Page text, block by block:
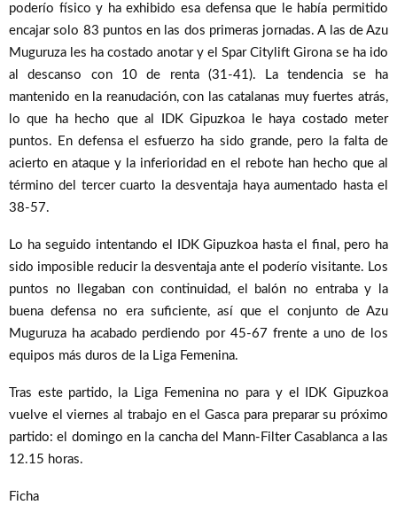
poderío físico y ha exhibido esa defensa que le había permitido
encajar solo 83 puntos en las dos primeras jornadas. A las de Azu
Muguruza les ha costado anotar y el Spar Citylift Girona se ha ido
al descanso con 10 de renta (31-41). La tendencia se ha
mantenido en la reanudación, con las catalanas muy fuertes atrás,
lo que ha hecho que al IDK Gipuzkoa le haya costado meter
puntos. En defensa el esfuerzo ha sido grande, pero la falta de
acierto en ataque y la inferioridad en el rebote han hecho que al
término del tercer cuarto la desventaja haya aumentado hasta el
38-57.
Lo ha seguido intentando el IDK Gipuzkoa hasta el final, pero ha
sido imposible reducir la desventaja ante el poderío visitante. Los
puntos no llegaban con continuidad, el balón no entraba y la
buena defensa no era suficiente, así que el conjunto de Azu
Muguruza ha acabado perdiendo por 45-67 frente a uno de los
equipos más duros de la Liga Femenina.
Tras este partido, la Liga Femenina no para y el IDK Gipuzkoa
vuelve el viernes al trabajo en el Gasca para preparar su próximo
partido: el domingo en la cancha del Mann-Filter Casablanca a las
12.15 horas.
Ficha